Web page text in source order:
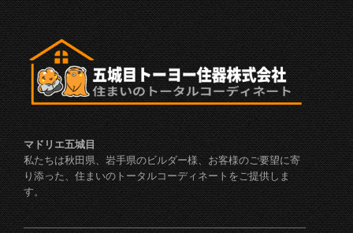
マドリエ五城目
私たちは秋田県、岩手県のビルダー様、お客様のご要望に寄
り添った、住まいのトータルコーディネートをご提供しま
す。